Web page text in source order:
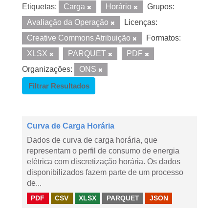
Etiquetas: Carga Horário
Grupos:
Avaliação da Operação
Licenças:
Creative Commons Atribuição
Formatos:
XLSX
PARQUET
PDF
Organizações:
ONS
Filtrar Resultados
Curva de Carga Horária
Dados de curva de carga horária, que
representam o perfil de consumo de energia
elétrica com discretização horária. Os dados
disponibilizados fazem parte de um processo
de...
PDF CSV XLSX PARQUET JSON